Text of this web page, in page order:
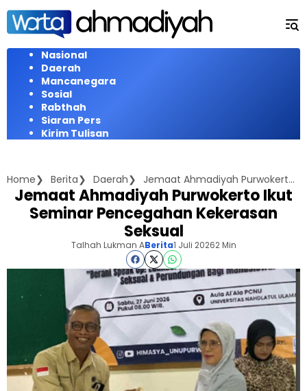
Langsung
konten
Nasional
Daerah
Mancanegara
Sosial
Rabthah
Siaran Pers
Kirim Tulisan
Home Berita Daerah Jemaat Ahmadiyah Purwokerto Ikut Seminar Pencegahan Kekerasan Seksual
Jemaat Ahmadiyah Purwokerto Ikut
Seminar Pencegahan Kekerasan
Seksual
Talhah Lukman ABerita1 Juli 20262 Min